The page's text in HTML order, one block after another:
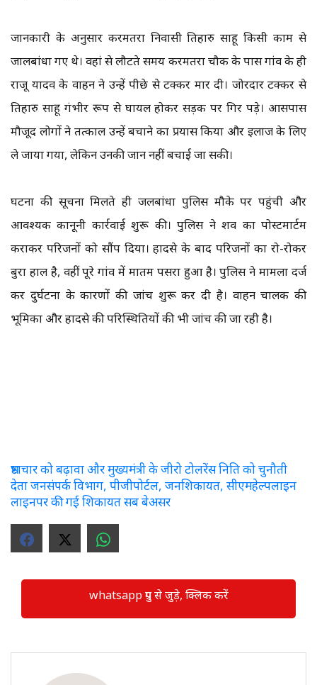
जानकारी के अनुसार करमतरा निवासी तिहारु साहू किसी काम से
जालबांधा गए थे। वहां से लौटते समय करमतरा चौक के पास गांव के ही
राजू यादव के वाहन ने उन्हें पीछे से टक्कर मार दी। जोरदार टक्कर से
तिहारु साहू गंभीर रूप से घायल होकर सड़क पर गिर पड़े। आसपास
मौजूद लोगों ने तत्काल उन्हें बचाने का प्रयास किया और इलाज के लिए
ले जाया गया, लेकिन उनकी जान नहीं बचाई जा सकी।
घटना की सूचना मिलते ही जलबांधा पुलिस मौके पर पहुंची और
आवश्यक कानूनी कार्रवाई शुरू की। पुलिस ने शव का पोस्टमार्टम
कराकर परिजनों को सौंप दिया। हादसे के बाद परिजनों का रो-रोकर
बुरा हाल है, वहीं पूरे गांव में मातम पसरा हुआ है। पुलिस ने मामला दर्ज
कर दुर्घटना के कारणों की जांच शुरू कर दी है। वाहन चालक की
भूमिका और हादसे की परिस्थितियों की भी जांच की जा रही है।
भ्रष्टाचार को बढ़ावा और मुख्यमंत्री के जीरो टोलरेंस निति को चुनौती
देता जनसंपर्क विभाग, पीजीपोर्टल, जनशिकायत, सीएमहेल्पलाइन
लाइनपर की गई शिकायत सब बेअसर
whatsapp ग्रुप से जुड़े, क्लिक करें